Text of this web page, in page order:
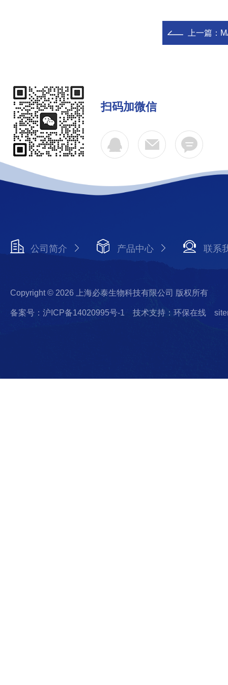
上一篇：
扫码加微信
公司简介 产品中心 联系
Copyright © 2026 上海必泰生物科技有限公司 版权所有
备案号：沪ICP备14020995号-1 技术支持：环保在线